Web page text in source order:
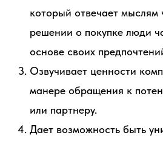
который отвечает мыслям
решении о покупке люди
основе своих
Озвучивает ценности
манере обращения к
или партнеру.
Дает возможность быть